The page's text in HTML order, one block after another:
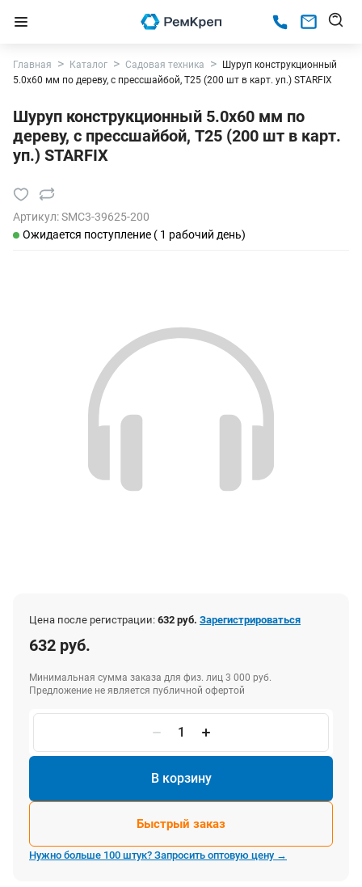
Главная Каталог Садовая техника
Шуруп конструкционный
5.0х60 мм по дереву, с прессшайбой, T25 (200 шт в карт. уп.) STARFIX
Шуруп конструкционный 5.0х60 мм по
дереву, с прессшайбой, T25 (200 шт в карт.
уп.) STARFIX
Артикул:SMC3-39625-200
Ожидается поступление ( 1 рабочий день)
Цена после регистрации: 632 руб. Зарегистрироваться
632 руб.
Минимальная сумма заказа для физ. лиц 3 000 руб.
Предложение не является публичной офертой
В корзину
Быстрый заказ
Нужно больше 100 штук? Запросить оптовую цену →